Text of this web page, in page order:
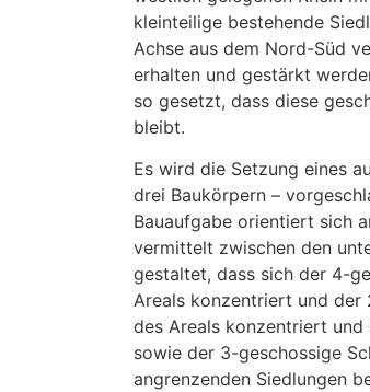
kleinteilige bestehende
Achse aus dem Nord-Süd
erhalten und gestärkt
so gesetzt, dass diese
bleibt.
Es wird die Setzung eines
drei Baukörpern –
Bauaufgabe orientiert sich
vermittelt zwischen den
gestaltet, dass sich der 4-
Areals konzentriert und der
des Areals konzentriert
sowie der 3-geschossige
angrenzenden Siedlungen